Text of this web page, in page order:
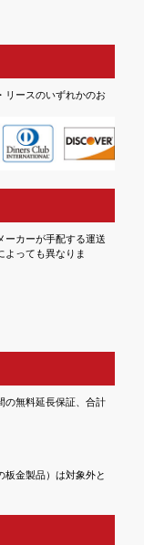
リースのいずれかのお
ーカーが手配する運送
よっても異なりま
の無料延長保証、合計
金製品）は対象外と